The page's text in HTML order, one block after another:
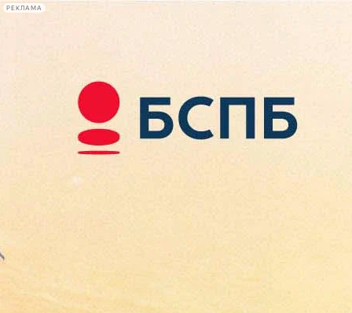
РЕКЛАМА
Сегодня:
2026.08.10
05:38
Афиша Plus